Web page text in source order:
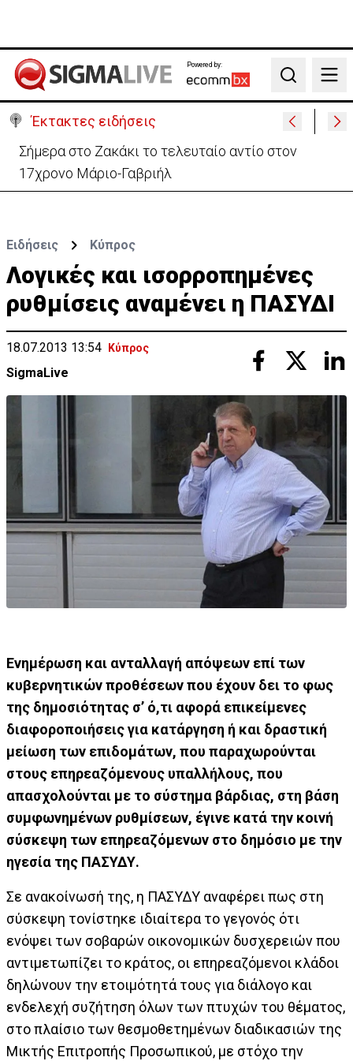
Powered by:
Search
Έκτακτες ειδήσεις
Σήμερα στο Ζακάκι το τελευταίο αντίο στον
17χρονο Μάριο-Γαβριήλ
Ειδήσεις Κύπρος
Λογικές και ισορροπημένες
ρυθμίσεις αναμένει η ΠΑΣΥΔΙ
18.07.2013 13:54 Κύπρος
SigmaLive
Ενημέρωση και ανταλλαγή απόψεων επί των
κυβερνητικών προθέσεων που έχουν δει το φως
της δημοσιότητας σ’ ό,τι αφορά επικείμενες
διαφοροποιήσεις για κατάργηση ή και δραστική
μείωση των επιδομάτων, που παραχωρούνται
στους επηρεαζόμενους υπαλλήλους, που
απασχολούνται με το σύστημα βάρδιας, στη βάση
συμφωνημένων ρυθμίσεων, έγινε κατά την κοινή
σύσκεψη των επηρεαζόμενων στο δημόσιο με την
ηγεσία της ΠΑΣΥΔΥ.
Σε ανακοίνωσή της, η ΠΑΣΥΔΥ αναφέρει πως στη
σύσκεψη τονίστηκε ιδιαίτερα το γεγονός ότι
ενόψει των σοβαρών οικονομικών δυσχερειών που
αντιμετωπίζει το κράτος, οι επηρεαζόμενοι κλάδοι
δηλώνουν την ετοιμότητά τους για διάλογο και
ενδελεχή συζήτηση όλων των πτυχών του θέματος,
στο πλαίσιο των θεσμοθετημένων διαδικασιών της
Μικτής Επιτροπής Προσωπικού, με στόχο την